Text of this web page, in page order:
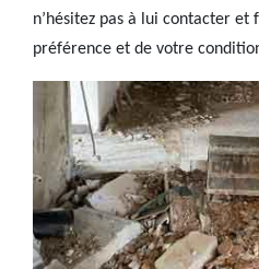
n’hésitez pas à lui contacter
préférence et de votre